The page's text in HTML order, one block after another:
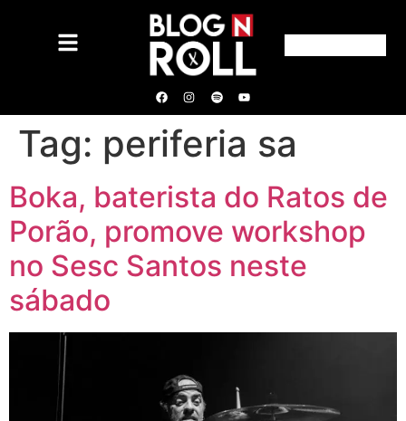
Tag: periferia sa
Boka, baterista do Ratos de
Porão, promove workshop
no Sesc Santos neste
sábado